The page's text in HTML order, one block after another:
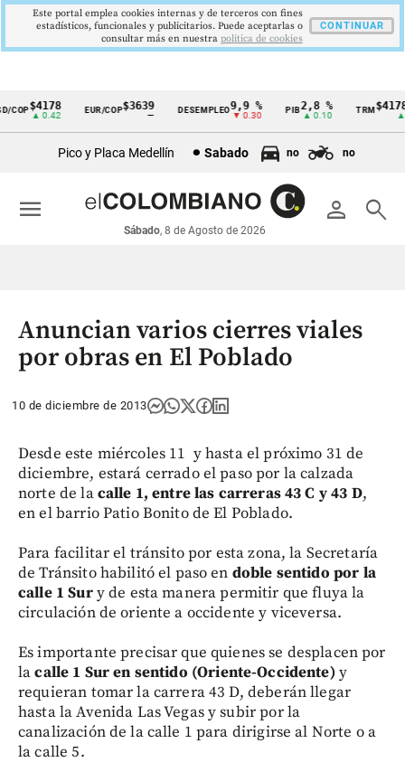
Cintillo
económicos
Colombia
$4178
▲ 0.42
EUR/COP$3639 DESEMPLEO 9,9 %
▼ 0.30
PIB2,8 %
▲ 0.10
TRM
▲
Pico y Placa Medellín Sabado no no
person search
Sábado, 8 de Agosto de 2026
menu
Anuncian varios cierres viales
por obras en El Poblado
10 de diciembre de 2013
Desde este miércoles 11 y hasta el próximo 31 de
diciembre, estará cerrado el paso por la calzada
norte de lacalle 1, entre las carreras 43 C y 43 D,
en el barrio Patio Bonito de El Poblado.
Para facilitar el tránsito por esta zona, la Secretaría
de Tránsito habilitó el paso en doble sentido por la
calle 1 Sury de esta manera permitir que fluya la
circulación de oriente a occidente y viceversa.
Es importante precisar que quienes se desplacen por
lacalle 1 Sur en sentido (Oriente-Occidente)y
requieran tomar la carrera 43 D, deberán llegar
hasta la Avenida Las Vegas y subir por la
canalización de la calle 1 para dirigirse al Norte o a
la calle 5.
Este portal emplea cookies internas y de terceros con fines
estadísticos, funcionales y publicitarios. Puede aceptarlas o
consultar más en nuestra politica de cookies
CONTINUAR